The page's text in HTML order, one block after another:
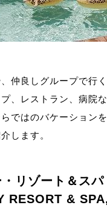
仲良しグループで行
、レストラン、病院
ではのバケーション
します。
リゾート＆ス
RESORT &